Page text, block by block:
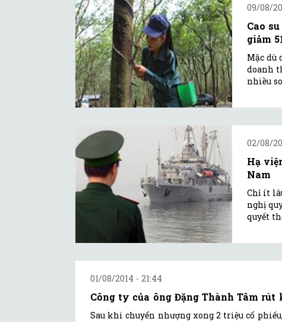
09/08/
Cao
giảm
Mặc dù
doanh
nhiều
02/08/
Hạ
Nam
Chỉ ít
nghị
quyết
01/08/2014 - 21:44
Công ty của ông Đặng Thành Tâm
Sau khi chuyển nhượng xong 2 triệu cổ